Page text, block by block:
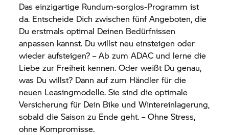
Das einzigartige Rundum-sorglos-Programm ist
da. Entscheide Dich zwischen fünf Angeboten, die
Du erstmals optimal Deinen Bedürfnissen
anpassen kannst. Du willst neu einsteigen oder
wieder aufsteigen? – Ab zum ADAC und lerne die
Liebe zur Freiheit kennen. Oder weißt Du genau,
was Du willst? Dann auf zum Händler für die
neuen Leasingmodelle. Sie sind die optimale
Versicherung für Dein Bike und Wintereinlagerung,
sobald die Saison zu Ende geht. – Ohne Stress,
ohne Kompromisse.